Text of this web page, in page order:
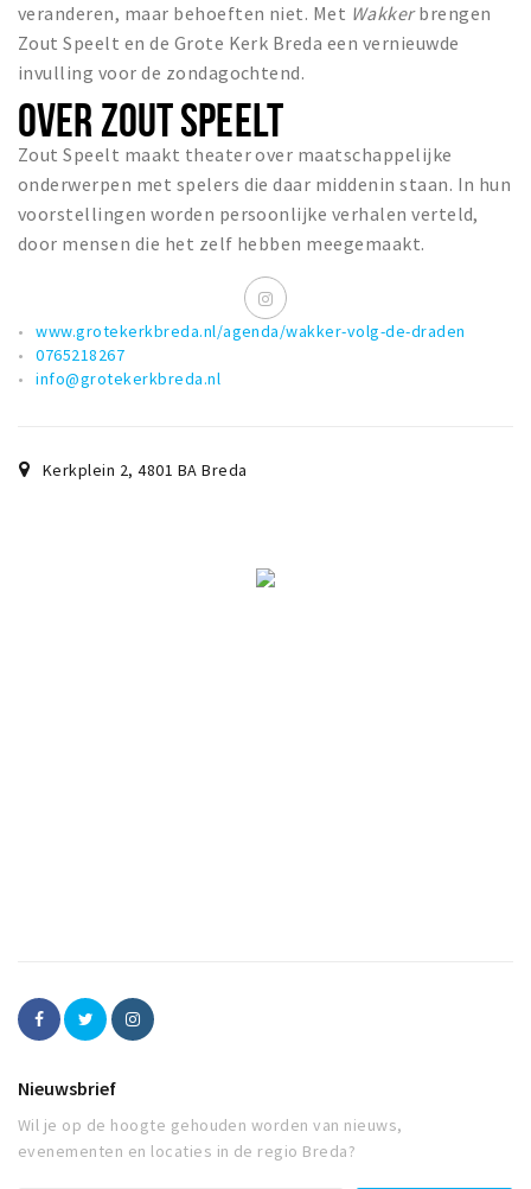
veranderen, maar behoeften niet. Met Wakkerbrengen
Zout Speelt en de Grote Kerk Breda een vernieuwde
invulling voor de zondagochtend.
OVER ZOUT SPEELT
Zout Speelt maakt theater over maatschappelijke
onderwerpen met spelers die daar middenin staan. In hun
voorstellingen worden persoonlijke verhalen verteld,
door mensen die het zelf hebben meegemaakt.
www.grotekerkbreda.nl/agenda/wakker-volg-de-draden
0765218267
info@grotekerkbreda.nl
Kerkplein 2,4801 BA Breda
Nieuwsbrief
Wil je op de hoogte gehouden worden van nieuws,
evenementen en locaties in de regio Breda?